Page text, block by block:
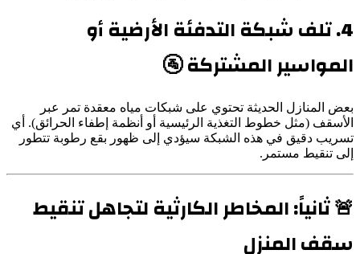
4. تلف شبكة التدفئة الأرضية أو
المواسير المشتركة 🚰
بعض المنازل الحديثة تحتوي على شبكات مياه معقدة تمر عبر
الأسقف (مثل خطوط التغذية الرئيسية أو أنظمة إطفاء الحرائق). أي
تسريب دقيق في هذه الشبكة سيؤدي إلى ظهور بقع رطوبة تتطور
إلى تنقيط مستمر.
🚨 ثانياً: المخاطر الكارثية لتجاهل تنقيط
سقف المنزل